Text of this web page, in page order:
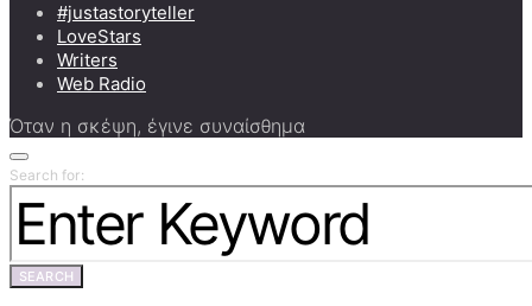
#justastoryteller
LoveStars
Writers
Web Radio
Όταν η σκέψη, έγινε συναίσθημα
Search for:
SEARCH